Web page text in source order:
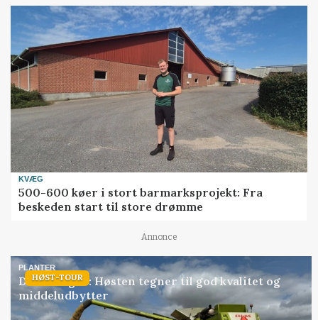
KVÆG
500-600 køer i stort barmarksprojekt: Fra
beskeden start til store drømme
Annonce
HØST-TOUR
PLANTER
Danish Agro: Høsten tegner til god kvalitet og
middeludbytter